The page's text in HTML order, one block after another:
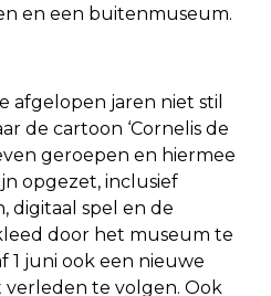
en een buitenmuseum.
afgelopen jaren niet stil
de cartoon ‘Cornelis de
geroepen en hiermee
opgezet, inclusief
digitaal spel en de
door het museum te
1 juni ook een nieuwe
te volgen. Ook